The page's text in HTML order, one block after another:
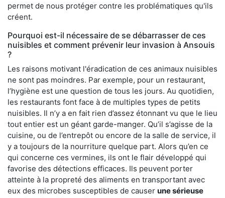
permet de nous protéger contre les problématiques qu'ils
créent.
Pourquoi est-il nécessaire de se débarrasser de ces
nuisibles et comment prévenir leur invasion à Ansouis
?
Les raisons motivant l'éradication de ces animaux nuisibles
ne sont pas moindres. Par exemple, pour un restaurant,
l’hygiène est une question de tous les jours. Au quotidien,
les restaurants font face à de multiples types de petits
nuisibles. Il n’y a en fait rien d’assez étonnant vu que le lieu
tout entier est un géant garde-manger. Qu’il s’agisse de la
cuisine, ou de l’entrepôt ou encore de la salle de service, il
y a toujours de la nourriture quelque part. Alors qu’en ce
qui concerne ces vermines, ils ont le flair développé qui
favorise des détections efficaces. Ils peuvent porter
atteinte à la propreté des aliments en transportant avec
eux des microbes susceptibles de causer une sérieuse